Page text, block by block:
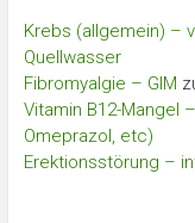
Krebs (allgemein) –
Quellwasser
Fibromyalgie – GIM
Vitamin B12-Mangel
Omeprazol, etc)
Erektionsstörung –